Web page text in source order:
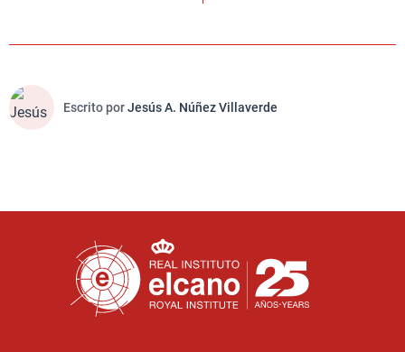
Escrito porJesús A. Núñez Villaverde